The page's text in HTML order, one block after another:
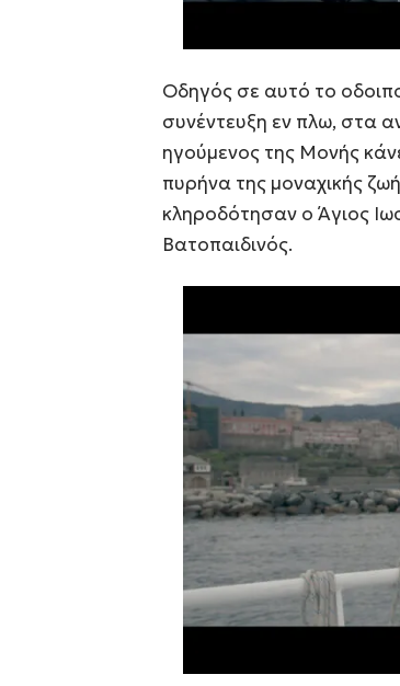
Οδηγός σε αυτό το
συνέντευξη εν πλω, στα
ηγούμενος της Μονής
πυρήνα της μοναχικής
κληροδότησαν ο Άγιος
Βατοπαιδινός.